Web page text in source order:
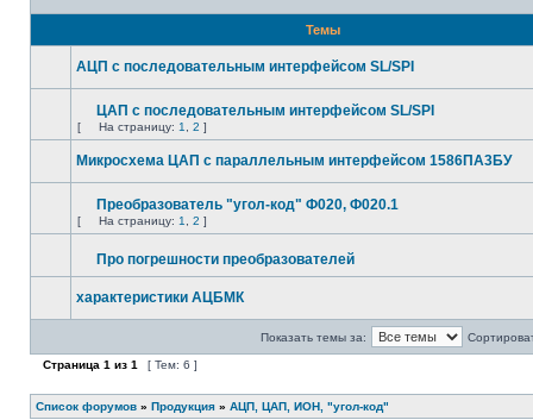
Темы
АЦП с последовательным интерфейсом SL/SPI
ЦАП с последовательным интерфейсом SL/SPI
[ На страницу: 1 2 ]
Микросхема ЦАП с параллельным интерфейсом 1586ПА3БУ
Преобразователь "угол-код" Ф020, Ф020.1
[ На страницу: 1 2 ]
Про погрешности преобразователей
характеристики АЦБМК
Показать темы за:
Страница 1 из 1 [ Тем: 6 ]
Список форумов » Продукция » АЦП, ЦАП, ИОН, "угол-код"